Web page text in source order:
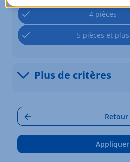
4 pièces
5 pièces et plus
Plus de critères
Retour
Appliquer